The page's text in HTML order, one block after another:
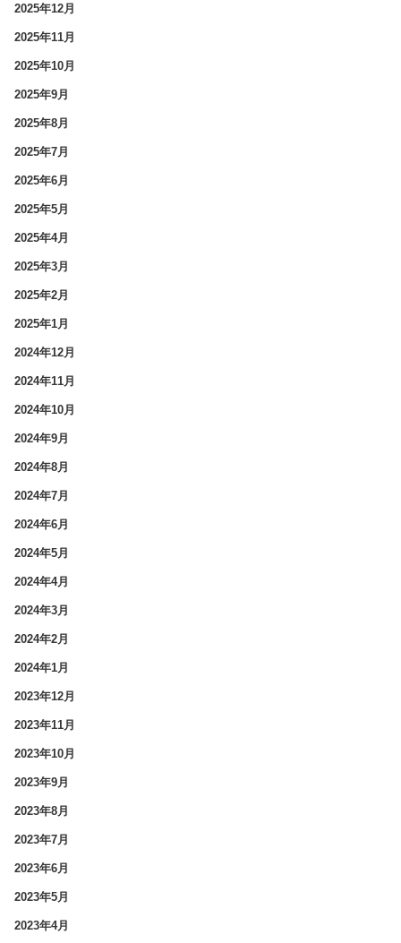
2025年12月
2025年11月
2025年10月
2025年9月
2025年8月
2025年7月
2025年6月
2025年5月
2025年4月
2025年3月
2025年2月
2025年1月
2024年12月
2024年11月
2024年10月
2024年9月
2024年8月
2024年7月
2024年6月
2024年5月
2024年4月
2024年3月
2024年2月
2024年1月
2023年12月
2023年11月
2023年10月
2023年9月
2023年8月
2023年7月
2023年6月
2023年5月
2023年4月